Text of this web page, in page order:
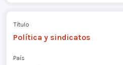
Título
Política y sindicatos
País